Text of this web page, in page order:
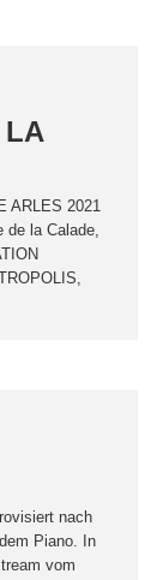
LA
ARLES 2021
de la Calade,
nach
Piano. In
vom